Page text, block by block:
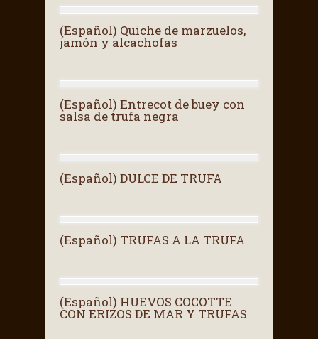
(Español) Quiche de marzuelos,
jamón y alcachofas
(Español) Entrecot de buey con
salsa de trufa negra
(Español) DULCE DE TRUFA
(Español) TRUFAS A LA TRUFA
(Español) HUEVOS COCOTTE
CON ERIZOS DE MAR Y TRUFAS